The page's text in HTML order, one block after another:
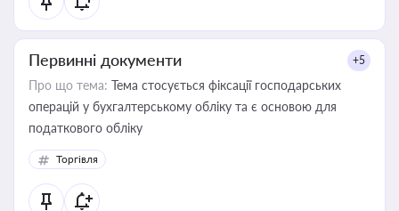
Первинні документи +5
Про що тема: Тема стосується фіксації господарських
операцій у бухгалтерському обліку та є основою для
податкового обліку
Торгівля